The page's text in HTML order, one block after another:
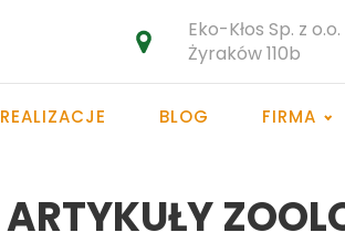
Eko-Kłos Sp. z o.o.
Żyraków 110b
REALIZACJE BLOG FIRMA
ARTYKUŁY